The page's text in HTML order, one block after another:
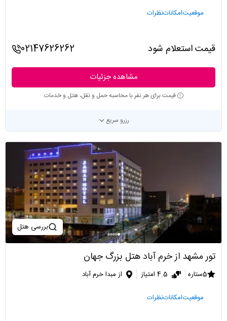
موقعیتامکاناتنظرات
قیمت استعلام شود 02147626262
مشاهده جزئیات
قیمت برای هر نفر با محاسبه حمل و نقل، هتل و خدمات
رزرو سریع
بررسی هتل
تور مشهد از خرم آباد هتل بزرگ جهان
5ستاره 4.5 امتیاز از مبدا خرم آباد
موقعیتامکاناتنظرات